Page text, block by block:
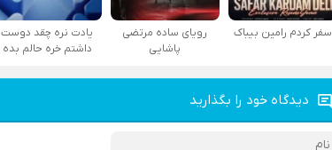
سفر کردم رامین بیباک
رویای ساده مرتضی
پاشایی
یادت نره چقد دوست
داشتم خره حالم بده
دیدگاه خود را بگذارید